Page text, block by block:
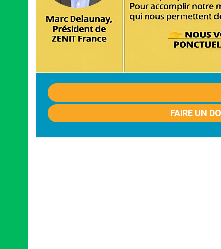
FAIRE UN